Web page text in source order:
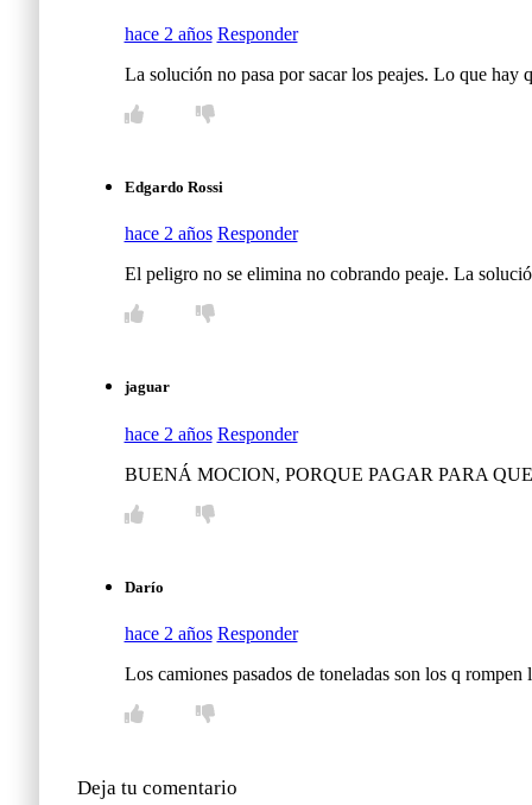
hace 2 años Responder
La solución no pasa por sacar los peajes. Lo que hay
Edgardo Rossi
hace 2 años Responder
El peligro no se elimina no cobrando peaje. La
jaguar
hace 2 años Responder
BUENÁ MOCION, PORQUE PAGAR PARA
Darío
hace 2 años Responder
Los camiones pasados de toneladas son los q
Deja tu comentario